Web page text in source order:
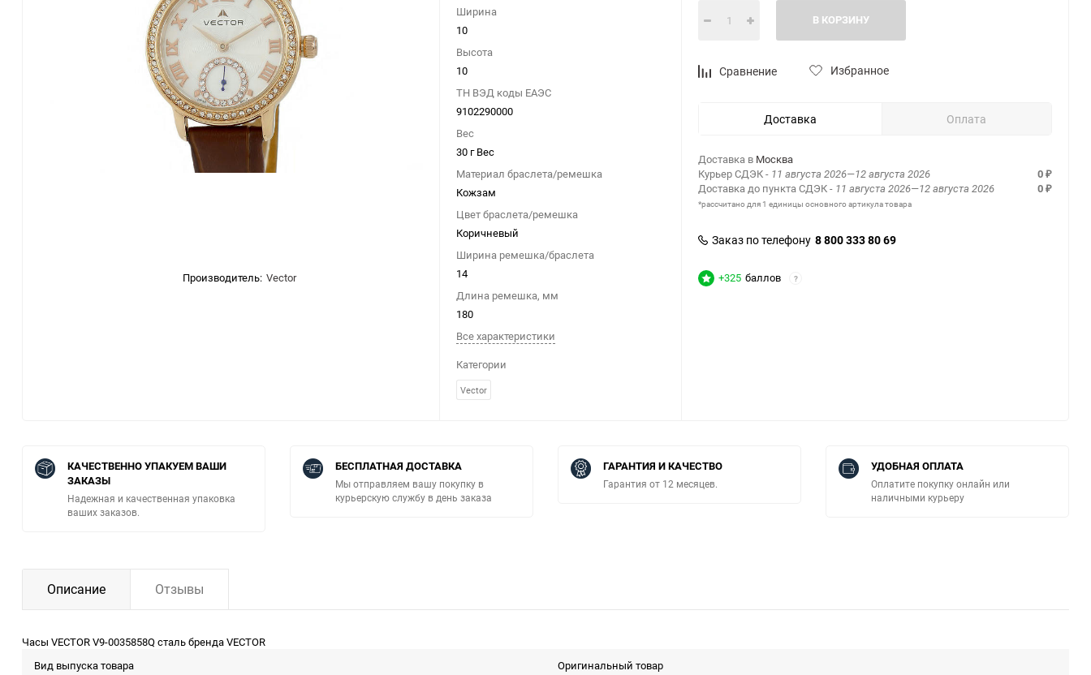
Производитель: Vector
Ширина
10
Высота
10
ТН ВЭД коды ЕАЭС
9102290000
Вес
30 г Вес
Материал браслета/ремешка
Кожзам
Цвет браслета/ремешка
Коричневый
Ширина ремешка/браслета
14
Длина ремешка, мм
180
Все характеристики
Категории
Vector
В КОРЗИНУ
Сравнение Избранное
Доставка Оплата
Доставка в Москва
Курьер СДЭК- 11 августа 2026—12 августа 2026 0 ₽
Доставка до пункта СДЭК- 11 августа 2026—12 августа 2026 0 ₽
*рассчитано для 1 единицы основного артикула товара
Заказ по телефону 8 800 333 80 69
+325 баллов ?
КАЧЕСТВЕННО УПАКУЕМ ВАШИ
ЗАКАЗЫ
Надежная и качественная упаковка
ваших заказов.
БЕСПЛАТНАЯ ДОСТАВКА
Мы отправляем вашу покупку в
курьерскую службу в день заказа
ГАРАНТИЯ И КАЧЕСТВО
Гарантия от 12 месяцев.
УДОБНАЯ ОПЛАТА
Оплатите покупку онлайн или
наличными курьеру
Описание Отзывы
Часы VECTOR V9-0035858Q сталь бренда VECTOR
Вид выпуска товара
Оригинальный товар